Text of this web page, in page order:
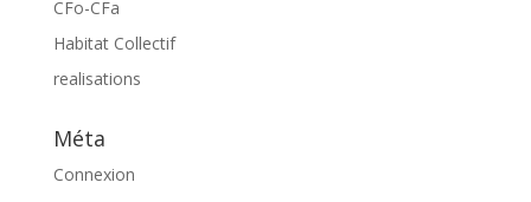
CFo-CFa
Habitat Collectif
realisations
Méta
Connexion